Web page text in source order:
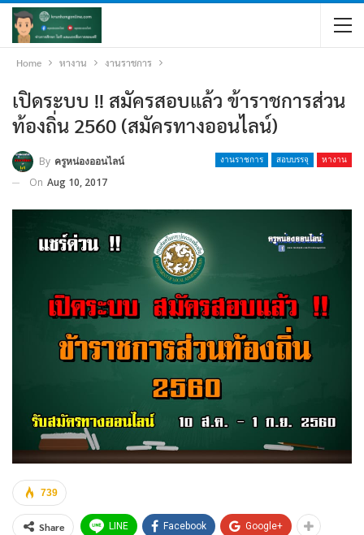
Home หางาน งานราชการ
เปิดระบบ !! สมัครสอบแล้ว ข้าราชการส่วน
ท้องถิ่น 2560 (สมัครทางออนไลน์)
งานราชการ สอบบรรจุ หางาน
By ครูหน่องออนไลน์
On Aug 10, 2017
739
Share LINE Facebook Google+